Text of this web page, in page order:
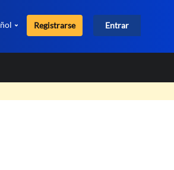
Registrarse Entrar